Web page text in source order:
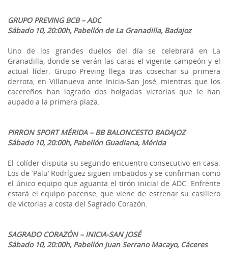
GRUPO PREVING BCB – ADC
Sábado 10, 20:00h, Pabellón de La Granadilla, Badajoz
Uno de los grandes duelos del día se celebrará en La
Granadilla, donde se verán las caras el vigente campeón y el
actual líder. Grupo Preving llega tras cosechar su primera
derrota, en Villanueva ante Inicia-San José, mientras que los
cacereños han logrado dos holgadas victorias que le han
aupado a la primera plaza.
PIRRON SPORT MÉRIDA – BB BALONCESTO BADAJOZ
Sábado 10, 20:00h, Pabellón Guadiana, Mérida
El colíder disputa su segundo encuentro consecutivo en casa.
Los de ‘Palu’ Rodríguez siguen imbatidos y se confirman como
el único equipo que aguanta el tirón inicial de ADC. Enfrente
estará el equipo pacense, que viene de estrenar su casillero
de victorias a costa del Sagrado Corazón.
SAGRADO CORAZÓN – INICIA-SAN JOSÉ
Sábado 10, 20:00h, Pabellón Juan Serrano Macayo, Cáceres